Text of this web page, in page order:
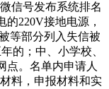
信号发布系统排名
220V接地电源，
等部分列入失信被
的；中、小学校、
点。名单内申请人
料，申报材料和实